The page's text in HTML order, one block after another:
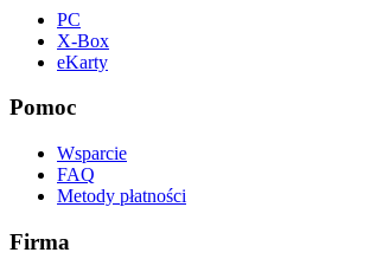
PC
X-Box
eKarty
Pomoc
Wsparcie
FAQ
Metody płatności
Firma